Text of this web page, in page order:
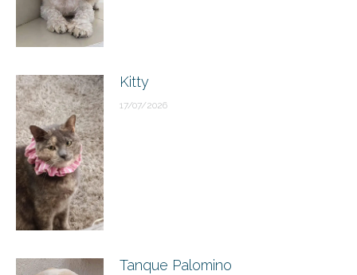
Kitty
17/07/2026
Tanque Palomino